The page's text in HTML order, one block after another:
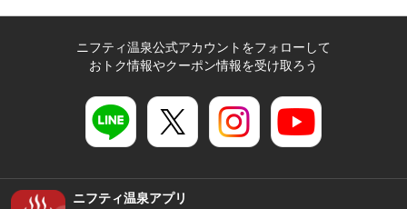
ニフティ温泉公式アカウントをフォローして
おトク情報やクーポン情報を受け取ろう
ニフティ温泉アプリ